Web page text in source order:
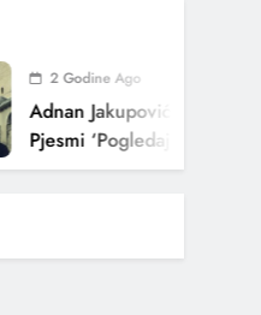
2 Godine Ago
Adnan Jakupović Donosi
Pjesmi ‘Pogledaj Me’